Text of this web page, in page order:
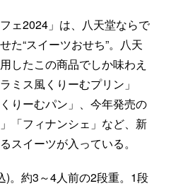
ェ2024」は、八天堂ならで
た“スイーツおせち”。八天
したこの商品でしか味わえ
ミス風くりーむプリン」
りーむパン」、今年発売の
「フィナンシェ」など、新
スイーツが入っている。
)。約3～4人前の2段重。1段